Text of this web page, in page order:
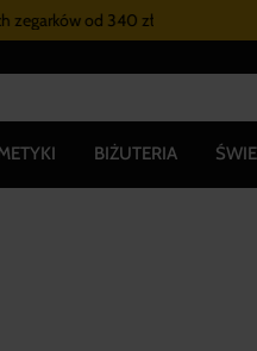
od 340 zł
BIŻUTERIA